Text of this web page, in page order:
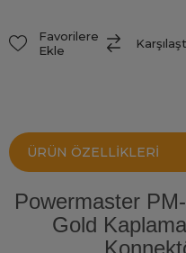
Favorilere
Ekle
ÜRÜN ÖZELLIKLERI
Powermaster
Gold